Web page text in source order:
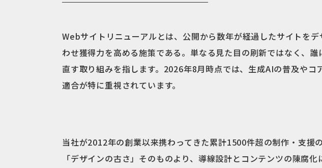
Webサイトリニューアルとは、公開から数年が経過したサイトを
わせ獲得力を高める施策である。単なる見た目の刷新ではなく、
直す取り組みを指します。2026年8月時点では、生成AIの普及や
適合が特に重視されています。
当社が2012年の創業以来携わってきた累計1500件超の制作・支
「デザインの古さ」そのものより、導線設計とコンテンツの陳腐化